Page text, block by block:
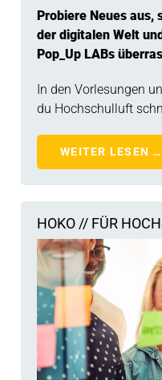
Probiere Neues aus,
der digitalen Welt
Pop_Up LABs
In den Vorlesungen
du Hochschulluft
WEITER LESEN …
HOKO // FÜR